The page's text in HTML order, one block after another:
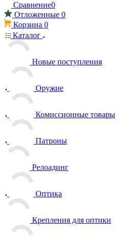
Сравнение0
Отложенные 0
Корзина 0
Каталог
Новые поступления
Оружие
Комиссионные товары
Патроны
Релоадинг
Оптика
Крепления для оптики